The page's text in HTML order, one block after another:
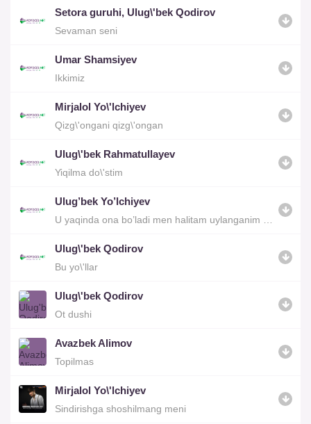
Setora guruhi, Ulug\'bek Qodirov
Sevaman seni
Umar Shamsiyev
Ikkimiz
Mirjalol Yo\'lchiyev
Qizg\'ongani qizg\'ongan
Ulug\'bek Rahmatullayev
Yiqilma do\'stim
Ulug’bek Yo’lchiyev
Ulug\'bek Qodirov
Bu yo\'llar
Ulug\'bek Qodirov
Ot dushi
Avazbek Alimov
Topilmas
Mirjalol Yo\'lchiyev
Sindirishga shoshilmang meni